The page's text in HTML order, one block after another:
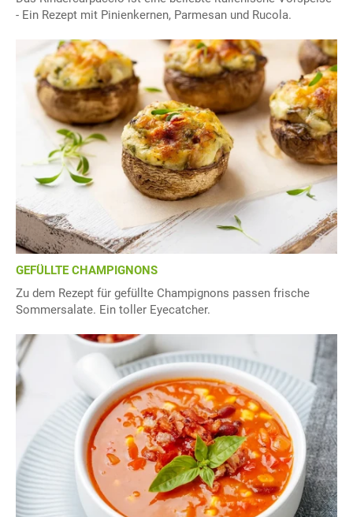
- Ein Rezept mit Pinienkernen, Parmesan und Rucola.
GEFÜLLTE CHAMPIGNONS
Zu dem Rezept für gefüllte Champignons passen frische
Sommersalate. Ein toller Eyecatcher.